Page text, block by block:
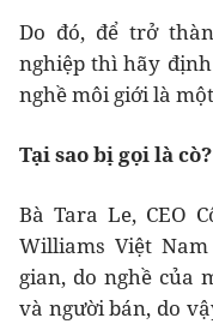
Do đó, để trở
nghiệp thì hãy
nghề môi giới là
Tại sao bị gọi là cò?
Bà Tara Le, CEO
Williams Việt
gian, do nghề của
và người bán, do